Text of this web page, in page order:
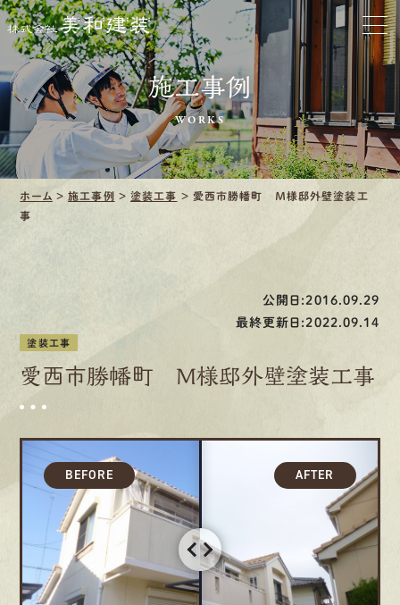
お家をきれいに
会社をきれいに
クリーニング
施工事例
採用情報
先輩インタビュー
エントリー
有資格 者 が、無料建物診 断いたします!!
施工事例
WORKS
ホーム >施工事例 >塗装工事 > 愛西市勝幡町 Ｍ様邸外壁塗装工
事
公開日:2016.09.29
最終更新日:2022.09.14
塗装工事
愛西市勝幡町 Ｍ様邸外壁塗装工事